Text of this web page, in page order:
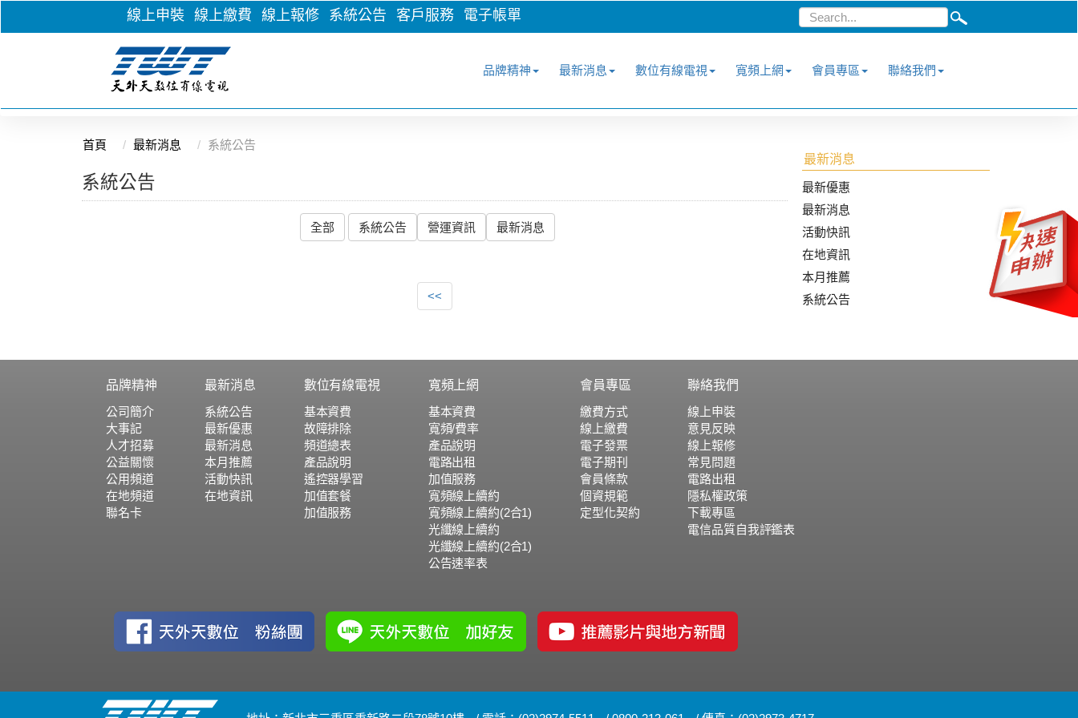
線上申裝 線上繳費 線上報修 系統公告 客戶服務 電子帳單
品牌精神 最新消息 數位有線電視 寬頻上網 會員專區 聯絡我們
首頁 最新消息 系統公告
系統公告
全部 系統公告 營運資訊 最新消息
<<
最新消息
最新優惠
最新消息
活動快訊
在地資訊
本月推薦
系統公告
品牌精神
公司簡介
大事記
人才招募
公益關懷
公用頻道
在地頻道
聯名卡
最新消息
系統公告
最新優惠
最新消息
本月推薦
活動快訊
在地資訊
數位有線電視
基本資費
故障排除
頻道總表
產品說明
遙控器學習
加值套餐
加值服務
寬頻上網
基本資費
寬頻/費率
產品說明
電路出租
加值服務
寬頻線上續約
寬頻線上續約(2合1)
光纖線上續約
光纖線上續約(2合1)
公告速率表
會員專區
繳費方式
線上繳費
電子發票
電子期刊
會員條款
個資規範
定型化契約
聯絡我們
線上申裝
意見反映
線上報修
常見問題
電路出租
隱私權政策
下載專區
電信品質自我評鑑表